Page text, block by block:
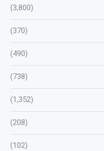
(3,800)
(370)
(490)
(738)
(1,352)
(208)
(102)